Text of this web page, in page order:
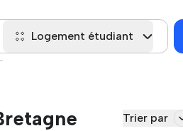
Logement étudiant
Trier par